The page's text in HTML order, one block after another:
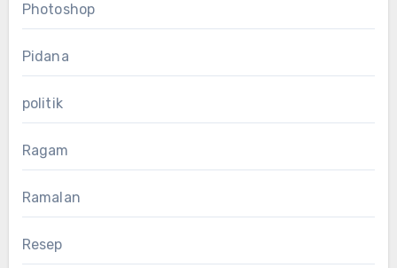
Photoshop
Pidana
politik
Ragam
Ramalan
Resep